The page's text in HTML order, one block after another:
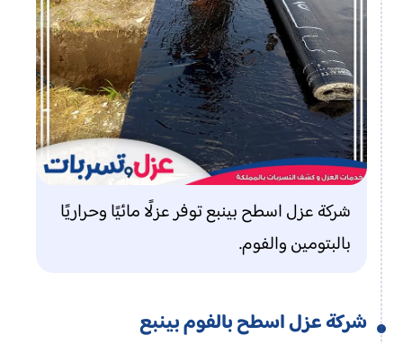
شركة عزل اسطح بينبع توفر عزلًا مائيًا وحراريًا
بالبتومين والفوم.
شركة عزل اسطح بالفوم بينبع